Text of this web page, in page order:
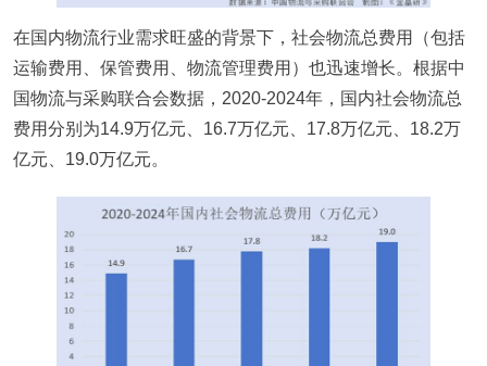
在国内物流行业需求旺盛的背景下，社会物流总费用（包括
运输费用、保管费用、物流管理费用）也迅速增长。根据中
国物流与采购联合会数据，2020-2024年，国内社会物流总
费用分别为14.9万亿元、16.7万亿元、17.8万亿元、18.2万
亿元、19.0万亿元。